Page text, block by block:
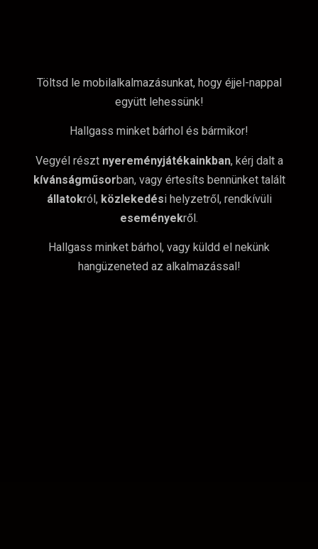
Töltsd le mobilalkalmazásunkat, hogy éjjel-nappal
együtt lehessünk!
Hallgass minket bárhol és bármikor!
Vegyél részt nyereményjátékainkban, kérj dalt a
kívánságműsorban, vagy értesíts bennünket talált
állatokról, közlekedési helyzetről, rendkívüli
eseményekről.
Hallgass minket bárhol, vagy küldd el nekünk
hangüzeneted az alkalmazással!